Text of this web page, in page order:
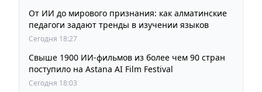
От ИИ до мирового признания: как алматинские
педагоги задают тренды в изучении языков
Сегодня 18:27
Свыше 1900 ИИ-фильмов из более чем 90 стран
поступило на Astana AI Film Festival
Сегодня 18:03